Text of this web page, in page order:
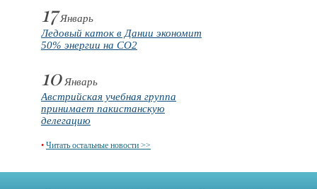
17Январь
Ледовый каток в Дании экономит
50% энергии на CO2
10Январь
Австрийская учебная группа
принимает пакистанскую
делегацию
• Читать остальные новости >>